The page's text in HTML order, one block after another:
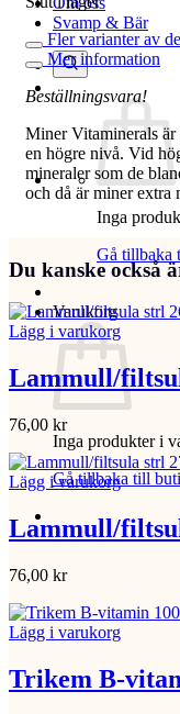
Svamp & Bär
Inga
Gå tillbaka
Varukorg
Inga produkter i
Gå tillbaka till
Fler varianter av
Mer information
Beställningsvara!
Miner Vitaminerals är
en högre nivå. Vid
mineraler som de
och då är miner extra
Du kanske också
Lägg i varukorg
Lammull/
76,00 kr
Lägg i varukorg
Lammull/
76,00 kr
Lägg i varukorg
Trikem B-